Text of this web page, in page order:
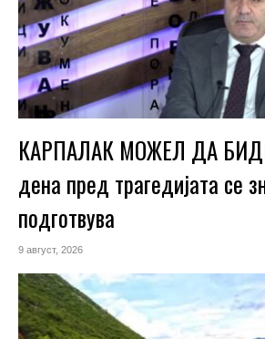
КАРПАЛАК МОЖЕЛ ДА
дена пред трагедијата се
подготвува
9 август, 2026